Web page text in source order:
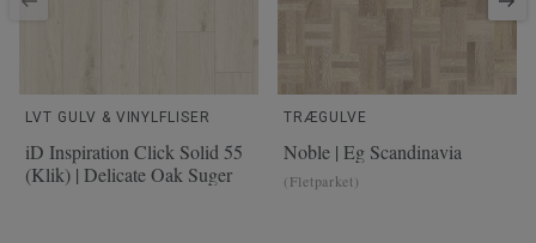
LVT GULV & VINYLFLISER
iD Inspiration Click Solid 55
(Klik) | Delicate Oak Suger
TRÆGULVE
Noble | Eg Scandinavia
(Fletparket)